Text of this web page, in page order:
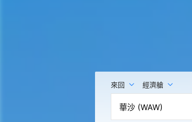
來回 經濟艙